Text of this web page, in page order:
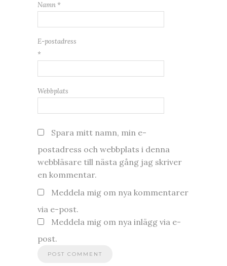
Namn *
E-postadress
*
Webbplats
Spara mitt namn, min e-
postadress och webbplats i denna
webbläsare till nästa gång jag skriver
en kommentar.
Meddela mig om nya kommentarer
via e-post.
Meddela mig om nya inlägg via e-
post.